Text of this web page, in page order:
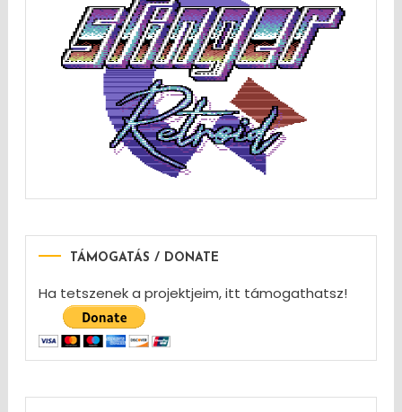
TÁMOGATÁS / DONATE
Ha tetszenek a projektjeim, itt támogathatsz!